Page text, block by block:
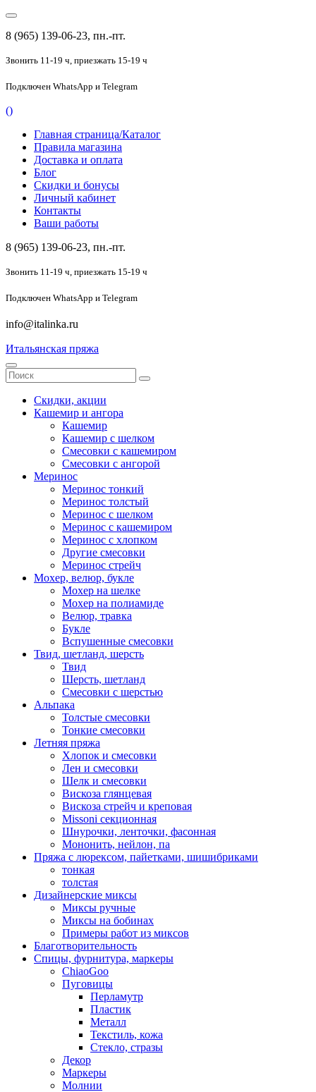
8 (965) 139-06-23, пн.-пт.
Звонить 11-19 ч, приезжать 15-19 ч
Подключен WhatsApp и Telegram
()
Главная страница/Каталог
Правила магазина
Доставка и оплата
Блог
Скидки и бонусы
Личный кабинет
Контакты
Ваши работы
8 (965) 139-06-23, пн.-пт.
Звонить 11-19 ч, приезжать 15-19 ч
Подключен WhatsApp и Telegram
info@italinka.ru
Итальянская пряжа
Скидки, акции
Кашемир и ангора
Кашемир
Кашемир с шелком
Смесовки с кашемиром
Смесовки с ангорой
Меринос
Меринос тонкий
Меринос толстый
Меринос с шелком
Меринос с кашемиром
Меринос с хлопком
Другие смесовки
Меринос стрейч
Мохер, велюр, букле
Мохер на шелке
Мохер на полиамиде
Велюр, травка
Букле
Вспушенные смесовки
Твид, шетланд, шерсть
Твид
Шерсть, шетланд
Смесовки с шерстью
Альпака
Толстые смесовки
Тонкие смесовки
Летняя пряжа
Хлопок и смесовки
Лен и смесовки
Шелк и смесовки
Вискоза глянцевая
Вискоза стрейч и креповая
Missoni секционная
Шнурочки, ленточки, фасонная
Мононить, нейлон, па
Пряжа с люрексом, пайетками, шишибриками
тонкая
толстая
Дизайнерские миксы
Миксы ручные
Миксы на бобинах
Примеры работ из миксов
Благотворительность
Спицы, фурнитура, маркеры
ChiaoGoo
Пуговицы
Перламутр
Пластик
Металл
Текстиль, кожа
Стекло, стразы
Декор
Маркеры
Молнии